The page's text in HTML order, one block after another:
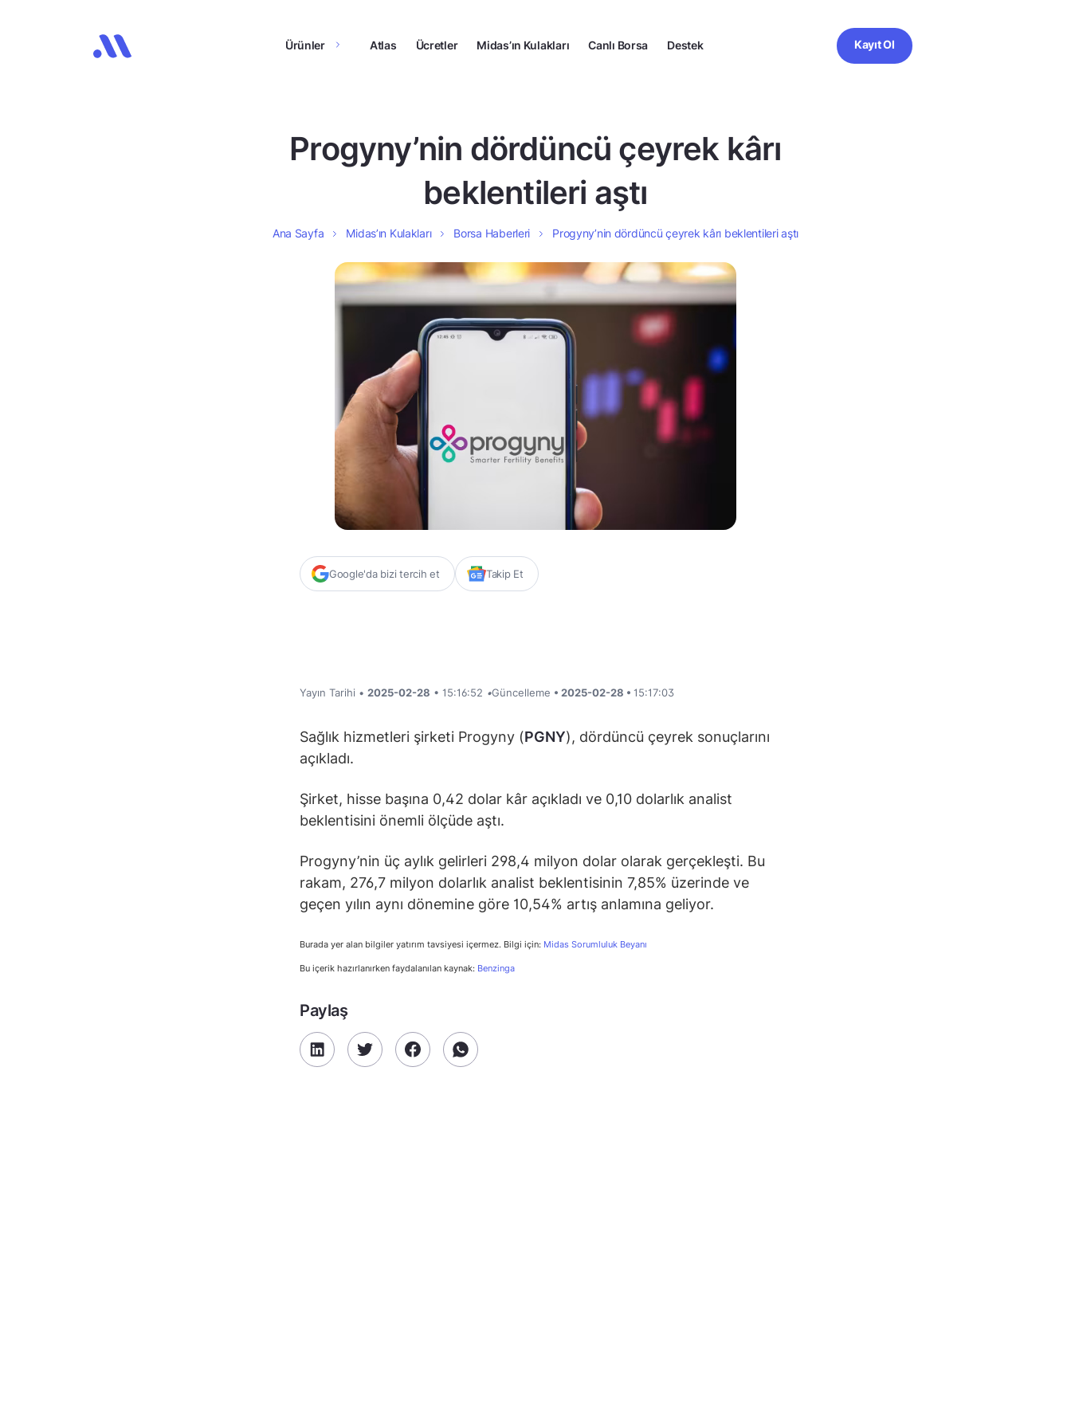
Ürünler Atlas Ücretler Midas’ın Kulakları Canlı Borsa Destek Kayıt Ol
Progyny’nin dördüncü çeyrek kârı
beklentileri aştı
Ana Sayfa Midas’ın Kulakları Borsa Haberleri Progyny’nin dördüncü çeyrek kârı beklentileri aştı
Google'da bizi tercih et Takip Et
Yayın Tarihi • 2025-02-28 • 15:16:52 •Güncelleme • 2025-02-28 • 15:17:03
Sağlık hizmetleri şirketi Progyny (PGNY), dördüncü çeyrek sonuçlarını
açıkladı.
Şirket, hisse başına 0,42 dolar kâr açıkladı ve 0,10 dolarlık analist
beklentisini önemli ölçüde aştı.
Progyny’nin üç aylık gelirleri 298,4 milyon dolar olarak gerçekleşti. Bu
rakam, 276,7 milyon dolarlık analist beklentisinin 7,85% üzerinde ve
geçen yılın aynı dönemine göre 10,54% artış anlamına geliyor.
Burada yer alan bilgiler yatırım tavsiyesi içermez. Bilgi için: Midas Sorumluluk Beyanı
Bu içerik hazırlanırken faydalanılan kaynak: Benzinga
Paylaş